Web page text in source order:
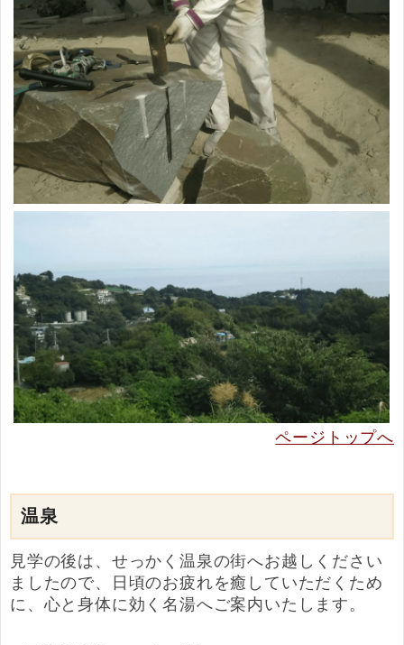
ページトップへ
温泉
見学の後は、せっかく温泉の街へお越しください
ましたので、日頃のお疲れを癒していただくため
に、心と身体に効く名湯へご案内いたします。